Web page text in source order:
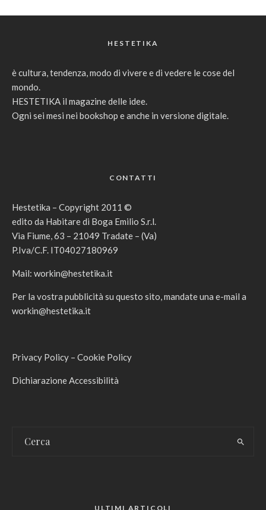
HESTETIKA
è cultura, tendenza, modo di vivere e di vedere le cose del
mondo.
HESTETIKA il magazine delle idee.
Ogni sei mesi nei bookshop e anche in versione digitale.
CONTATTI
Hestetika – Copyright 2011 ©
edito da Habitare di Boga Emilio S.r.l.
Via Fiume, 63 – 21049 Tradate – (Va)
P.Iva/C.F. IT04027180969
Mail: workin@hestetika.it
Per la vostra pubblicità su questo sito, mandate una e-mail a
workin@hestetika.it
Privacy Policy – Cookie Policy
Dichiarazione Accessibilità
ULTIMI ARTICOLI